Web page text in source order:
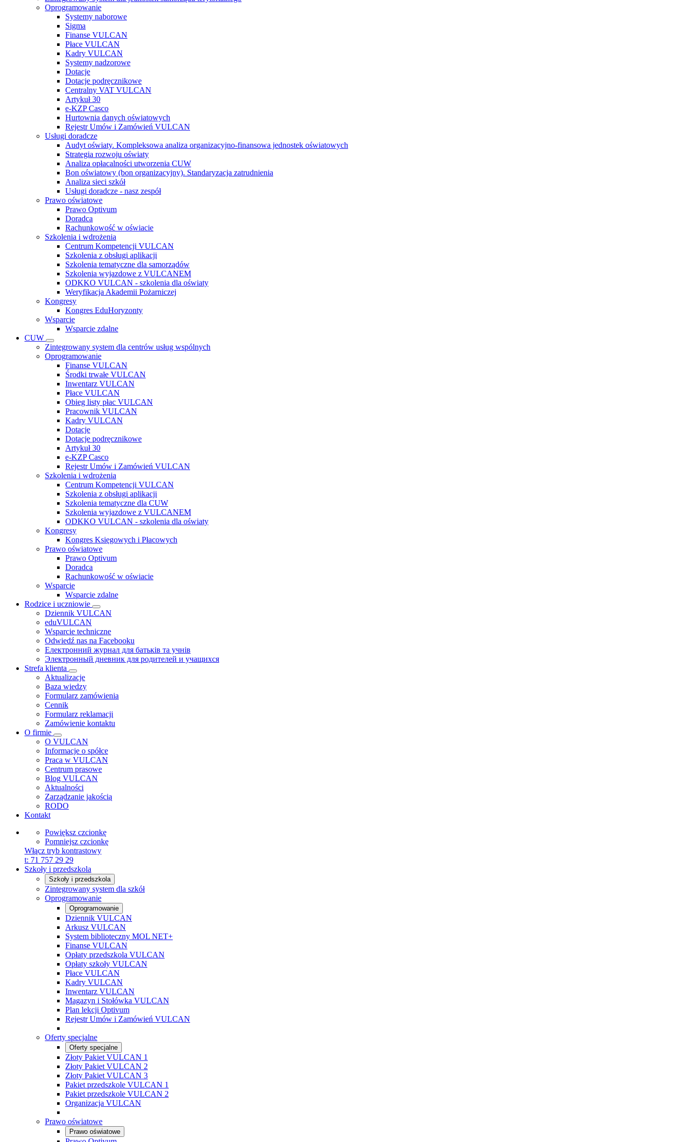
Oprogramowanie
Systemy naborowe
Sigma
Finanse VULCAN
Płace VULCAN
Kadry VULCAN
Systemy nadzorowe
Dotacje
Dotacje podręcznikowe
Centralny VAT VULCAN
Artykuł 30
e-KZP Casco
Hurtownia danych oświatowych
Rejestr Umów i Zamówień VULCAN
Usługi doradcze
Audyt oświaty. Kompleksowa analiza organizacyjno-finansowa jednostek oświatowych
Strategia rozwoju oświaty
Analiza opłacalności utworzenia CUW
Bon oświatowy (bon organizacyjny). Standaryzacja zatrudnienia
Analiza sieci szkół
Usługi doradcze - nasz zespół
Prawo oświatowe
Prawo Optivum
Doradca
Rachunkowość w oświacie
Szkolenia i wdrożenia
Centrum Kompetencji VULCAN
Szkolenia z obsługi aplikacji
Szkolenia tematyczne dla samorządów
Szkolenia wyjazdowe z VULCANEM
ODKKO VULCAN - szkolenia dla oświaty
Weryfikacja Akademii Pożarniczej
Kongresy
Kongres EduHoryzonty
Wsparcie
Wsparcie zdalne
CUW
Zintegrowany system dla centrów usług wspólnych
Oprogramowanie
Finanse VULCAN
Środki trwałe VULCAN
Inwentarz VULCAN
Płace VULCAN
Obieg listy płac VULCAN
Pracownik VULCAN
Kadry VULCAN
Dotacje
Dotacje podręcznikowe
Artykuł 30
e-KZP Casco
Rejestr Umów i Zamówień VULCAN
Szkolenia i wdrożenia
Centrum Kompetencji VULCAN
Szkolenia z obsługi aplikacji
Szkolenia tematyczne dla CUW
Szkolenia wyjazdowe z VULCANEM
ODKKO VULCAN - szkolenia dla oświaty
Kongresy
Kongres Księgowych i Płacowych
Prawo oświatowe
Prawo Optivum
Doradca
Rachunkowość w oświacie
Wsparcie
Wsparcie zdalne
Rodzice i uczniowie
Dziennik VULCAN
eduVULCAN
Wsparcie techniczne
Odwiedź nas na Facebooku
Електронний журнал для батьків та учнів
Электронный дневник для родителей и учащихся
Strefa klienta
Aktualizacje
Baza wiedzy
Formularz zamówienia
Cennik
Formularz reklamacji
Zamówienie kontaktu
O firmie
O VULCAN
Informacje o spółce
Praca w VULCAN
Centrum prasowe
Blog VULCAN
Aktualności
Zarządzanie jakością
RODO
Kontakt
Powiększ czcionkę
Pomniejsz czcionkę
Włącz tryb kontrastowy
t: 71 757 29 29
Szkoły i przedszkola
Szkoły i przedszkola
Zintegrowany system dla szkół
Oprogramowanie
Oprogramowanie
Dziennik VULCAN
Arkusz VULCAN
System biblioteczny MOL NET+
Finanse VULCAN
Opłaty przedszkola VULCAN
Opłaty szkoły VULCAN
Płace VULCAN
Kadry VULCAN
Inwentarz VULCAN
Magazyn i Stołówka VULCAN
Plan lekcji Optivum
Rejestr Umów i Zamówień VULCAN
Oferty specjalne
Oferty specjalne
Złoty Pakiet VULCAN 1
Złoty Pakiet VULCAN 2
Złoty Pakiet VULCAN 3
Pakiet przedszkole VULCAN 1
Pakiet przedszkole VULCAN 2
Organizacja VULCAN
Prawo oświatowe
Prawo oświatowe